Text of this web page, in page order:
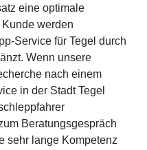
eine optimale
werden
Service für Tegel durch
Wenn unsere
nach einem
in der Stadt Tegel
Beratungsgespräch
sehr lange Kompetenz